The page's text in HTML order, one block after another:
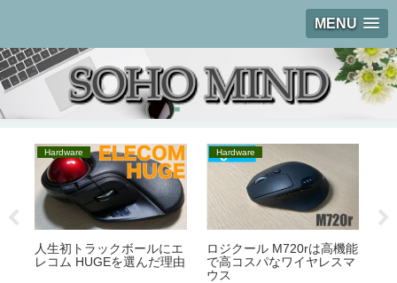
MENU
Hardware
人生初トラックボールにエ
レコム HUGEを選んだ理由
Hardware
ロジクール M720rは高機能
で高コスパなワイヤレスマ
ウス